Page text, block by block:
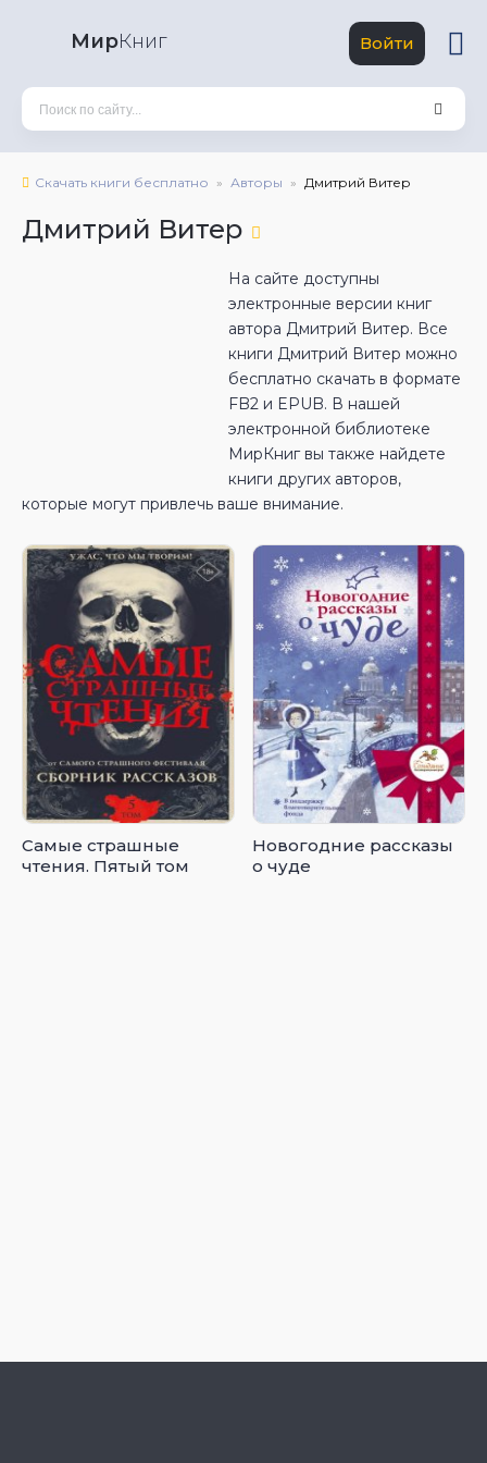
МирКниг Войти
Скачать книги бесплатно Авторы Дмитрий Витер
Дмитрий Витер
На сайте доступны
электронные версии книг
автора Дмитрий Витер. Все
книги Дмитрий Витер можно
бесплатно скачать в формате
FB2 и EPUB. В нашей
электронной библиотеке
МирКниг вы также найдете
книги других авторов,
которые могут привлечь ваше внимание.
Самые страшные
чтения. Пятый том
Новогодние рассказы
о чуде